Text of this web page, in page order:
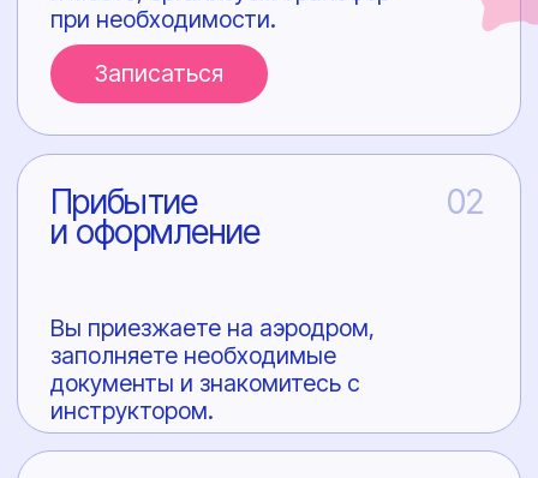
Услуги
Меню
О нас
Сертификаты
Как добраться
Галерея